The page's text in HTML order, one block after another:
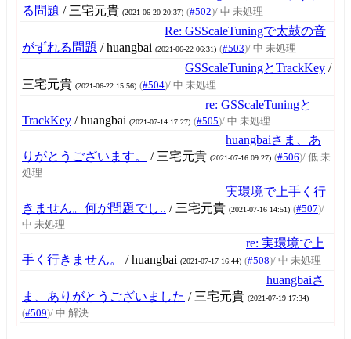
る問題 / 三宅元貴 (2021-06-20 20:37) (#502)/ 中 未処理
Re: GSScaleTuningで太鼓の音
がずれる問題 / huangbai (2021-06-22 06:31) (#503)/ 中 未処理
GSScaleTuningとTrackKey /
三宅元貴 (2021-06-22 15:56) (#504)/ 中 未処理
re: GSScaleTuningと
TrackKey / huangbai (2021-07-14 17:27) (#505)/ 中 未処理
huangbaiさま、あ
りがとうございます。
/ 三宅元貴 (2021-07-16 09:27) (#506)/ 低 未
処理
実環境で上手く行
きません。何が問題でし.. / 三宅元貴 (2021-07-16 14:51) (#507)/
中 未処理
re: 実環境で上
手く行きません。
/ huangbai (2021-07-17 16:44) (#508)/ 中 未処理
huangbaiさ
ま、ありがとうございました / 三宅元貴 (2021-07-19 17:34)
(#509)/ 中 解決